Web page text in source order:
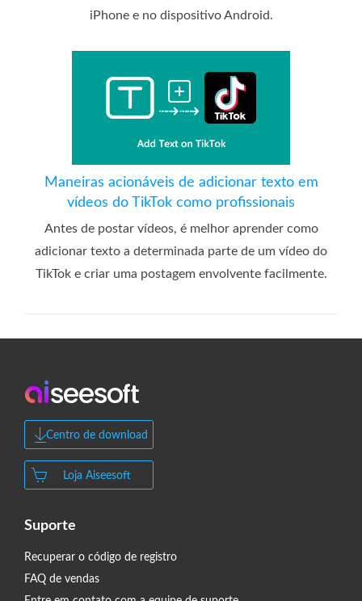
iPhone e no dispositivo Android.
Maneiras acionáveis ​​de adicionar texto em
vídeos do TikTok como profissionais
Antes de postar vídeos, é melhor aprender como
adicionar texto a determinada parte de um vídeo do
TikTok e criar uma postagem envolvente facilmente.
Centro de download
Loja Aiseesoft
Suporte
Recuperar o código de registro
FAQ de vendas